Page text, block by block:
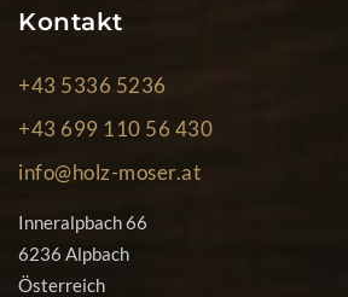
Kontakt
+43 5336 5236
+43 699 110 56 430
info@holz-moser.at
Inneralpbach 66
6236 Alpbach
Österreich